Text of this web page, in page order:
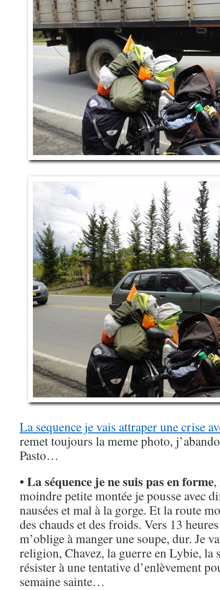
La sequence je vais attraper une crise
remet toujours la meme photo,
Pasto…
• La séquence je ne suis pas en forme,
moindre petite montée je pousse avec
nausées et mal à la gorge. Et la route
des chauds et des froids. Vers 13
m’oblige à manger une soupe, dur. Je
religion, Chavez, la guerre en Lybie, la
résister à une tentative d’enlèvement
semaine sainte…